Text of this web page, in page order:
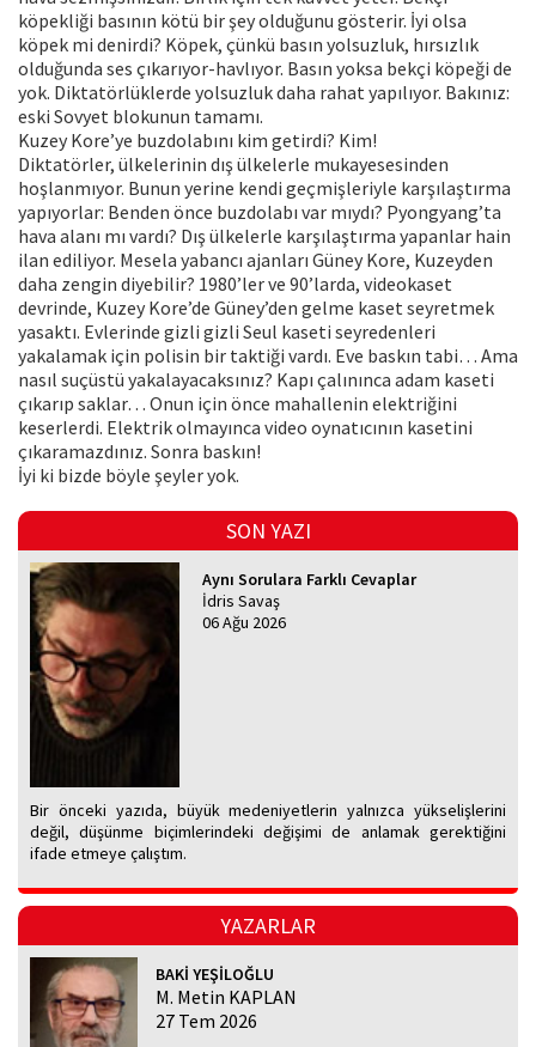
köpekliği basının kötü bir şey olduğunu gösterir. İyi olsa
köpek mi denirdi? Köpek, çünkü basın yolsuzluk, hırsızlık
olduğunda ses çıkarıyor-havlıyor. Basın yoksa bekçi köpeği de
yok. Diktatörlüklerde yolsuzluk daha rahat yapılıyor. Bakınız:
eski Sovyet blokunun tamamı.
Kuzey Kore’ye buzdolabını kim getirdi? Kim!
Diktatörler, ülkelerinin dış ülkelerle mukayesesinden
hoşlanmıyor. Bunun yerine kendi geçmişleriyle karşılaştırma
yapıyorlar: Benden önce buzdolabı var mıydı? Pyongyang’ta
hava alanı mı vardı? Dış ülkelerle karşılaştırma yapanlar hain
ilan ediliyor. Mesela yabancı ajanları Güney Kore, Kuzeyden
daha zengin diyebilir? 1980’ler ve 90’larda, videokaset
devrinde, Kuzey Kore’de Güney’den gelme kaset seyretmek
yasaktı. Evlerinde gizli gizli Seul kaseti seyredenleri
yakalamak için polisin bir taktiği vardı. Eve baskın tabi… Ama
nasıl suçüstü yakalayacaksınız? Kapı çalınınca adam kaseti
çıkarıp saklar… Onun için önce mahallenin elektriğini
keserlerdi. Elektrik olmayınca video oynatıcının kasetini
çıkaramazdınız. Sonra baskın!
İyi ki bizde böyle şeyler yok.
SON YAZI
Aynı Sorulara Farklı Cevaplar
İdris Savaş
06 Ağu 2026
Bir önceki yazıda, büyük medeniyetlerin yalnızca yükselişlerini
değil, düşünme biçimlerindeki değişimi de anlamak gerektiğini
ifade etmeye çalıştım.
YAZARLAR
BAKİ YEŞİLOĞLU
M. Metin KAPLAN
27 Tem 2026